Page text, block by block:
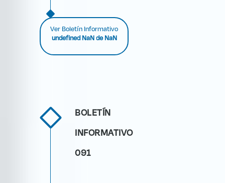
Ver Boletín Informativo
undefined NaN de NaN
BOLETÍN
INFORMATIVO
091